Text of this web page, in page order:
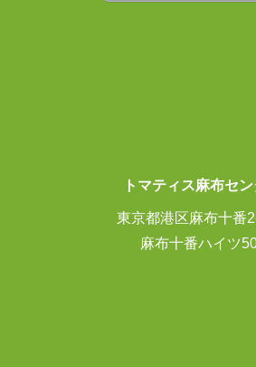
トマティス麻布セ
東京都港区麻布十番
麻布十番ハイツ